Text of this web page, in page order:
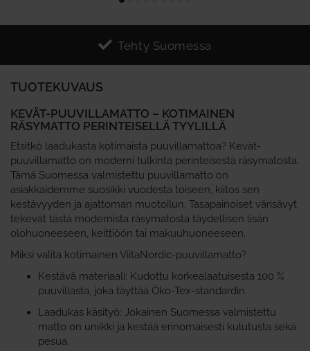
Tehty Suomessa
TUOTEKUVAUS
KEVÄT-PUUVILLAMATTO – KOTIMAINEN
RÄSYMATTO PERINTEISELLÄ TYYLILLÄ
Etsitkö laadukasta kotimaista puuvillamattoa? Kevät-
puuvillamatto on moderni tulkinta perinteisestä räsymatosta.
Tämä Suomessa valmistettu puuvillamatto on
asiakkaidemme suosikki vuodesta toiseen, kiitos sen
kestävyyden ja ajattoman muotoilun. Tasapainoiset värisävyt
tekevät tästä modernista räsymatosta täydellisen lisän
olohuoneeseen, keittiöön tai makuuhuoneeseen.
Miksi valita kotimainen ViitaNordic-puuvillamatto?
Kestävä materiaali: Kudottu korkealaatuisesta 100 %
puuvillasta, joka täyttää Öko-Tex-standardin.
Laadukas käsityö: Jokainen Suomessa valmistettu
matto on uniikki ja kestää erinomaisesti kulutusta sekä
pesua.